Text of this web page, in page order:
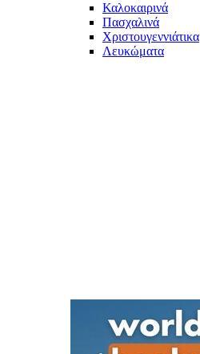
Καλοκαιρινά
Πασχαλινά
Χριστουγεννιάτικα
Λευκώματα